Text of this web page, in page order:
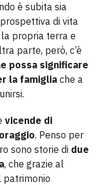
è subita sia
di vita
propria terra e
parte, però, c’è
possa significare
la famiglia che a
vicende di
. Penso per
sono storie di due
, che grazie al
patrimonio